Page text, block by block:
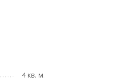
4 кв. м.